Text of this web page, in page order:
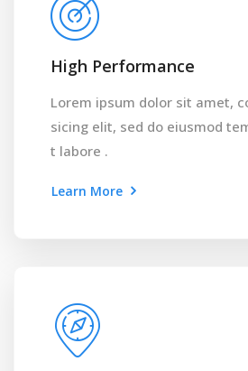
High Performance
Lorem ipsum dolor sit amet,
sicing elit, sed do eiusmod
t labore .
Learn More